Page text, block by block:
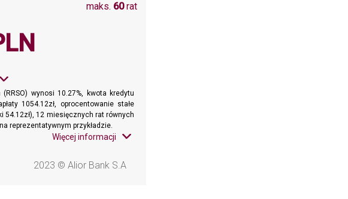
maks. 60rat
wynosi 10.27%, kwota kredytu
1054.12zł, oprocentowanie stałe
54.12zł), 12 miesięcznych rat równych
reprezentatywnym przykładzie.
Więcej informacji
2023 © Alior Bank S.A